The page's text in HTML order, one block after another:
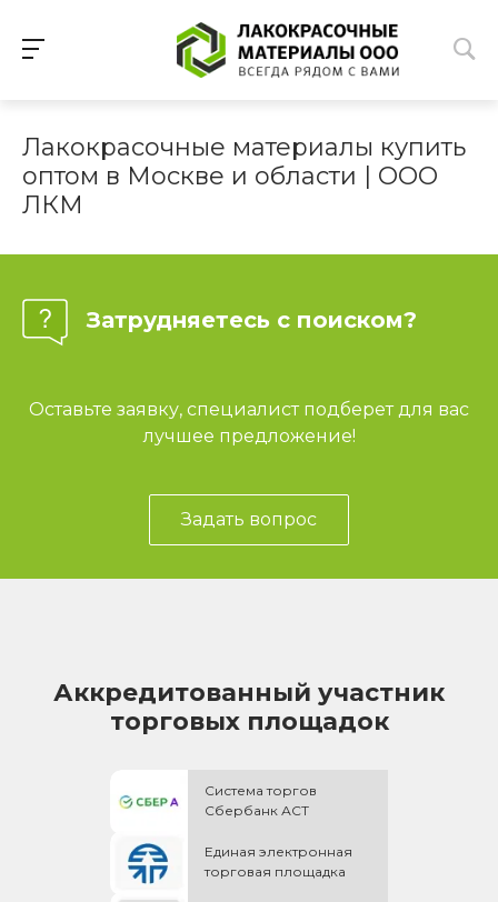
Лакокрасочные материалы купить
оптом в Москве и области | ООО
ЛКМ
Затрудняетесь с поиском?
Оставьте заявку, специалист подберет для вас
лучшее предложение!
Задать вопрос
Аккредитованный участник
торговых площадок
Система торгов
Сбербанк АСТ
Единая электронная
торговая площадка